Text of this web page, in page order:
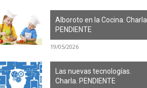
Alboroto en la Cocina. Charla.
PENDIENTE
19/05/2026
Las nuevas tecnologías.
Charla. PENDIENTE